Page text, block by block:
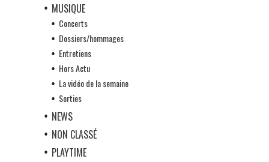
MUSIQUE
Concerts
Dossiers/hommages
Entretiens
Hors Actu
La vidéo de la semaine
Sorties
NEWS
NON CLASSÉ
PLAYTIME